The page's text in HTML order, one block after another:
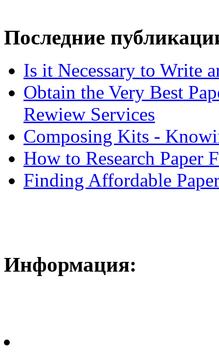
Последние
Is it Necessary to Write
Obtain the Very Best
Rewiew Services
Composing Kits -
How to Research Paper
Finding Affordable
Информация: